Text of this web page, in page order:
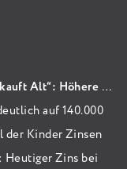
06. August 2026 – KfW-Förderung „Jung kauft Alt“: Höhere Kredite ab August 2026
auf 140.000
der Kinder Zinsen
Heutiger Zins bei